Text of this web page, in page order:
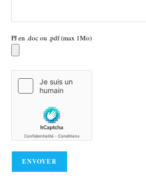
PJ en .doc ou .pdf (max 1Mo)